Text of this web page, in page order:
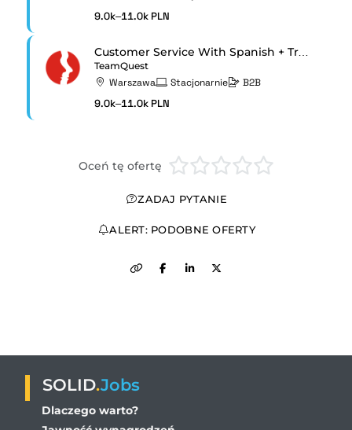
9.0k–11.0k PLN
Customer Service With Spanish + Translation
TeamQuest
Warszawa Stacjonarnie B2B
9.0k–11.0k PLN
Oceń tę ofertę
ZADAJ PYTANIE
ALERT: PODOBNE OFERTY
SOLID.Jobs
Dlaczego warto?